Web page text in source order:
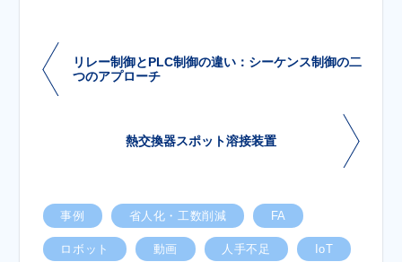
リレー制御とPLC制御の違い：シーケンス制御の二
つのアプローチ
熱交換器スポット溶接装置
事例 省人化・工数削減 FA
ロボット 動画 人手不足 IoT